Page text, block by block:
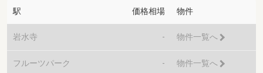
駅 価格相場 物件
岩水寺 - 物件一覧へ
フルーツパーク - 物件一覧へ